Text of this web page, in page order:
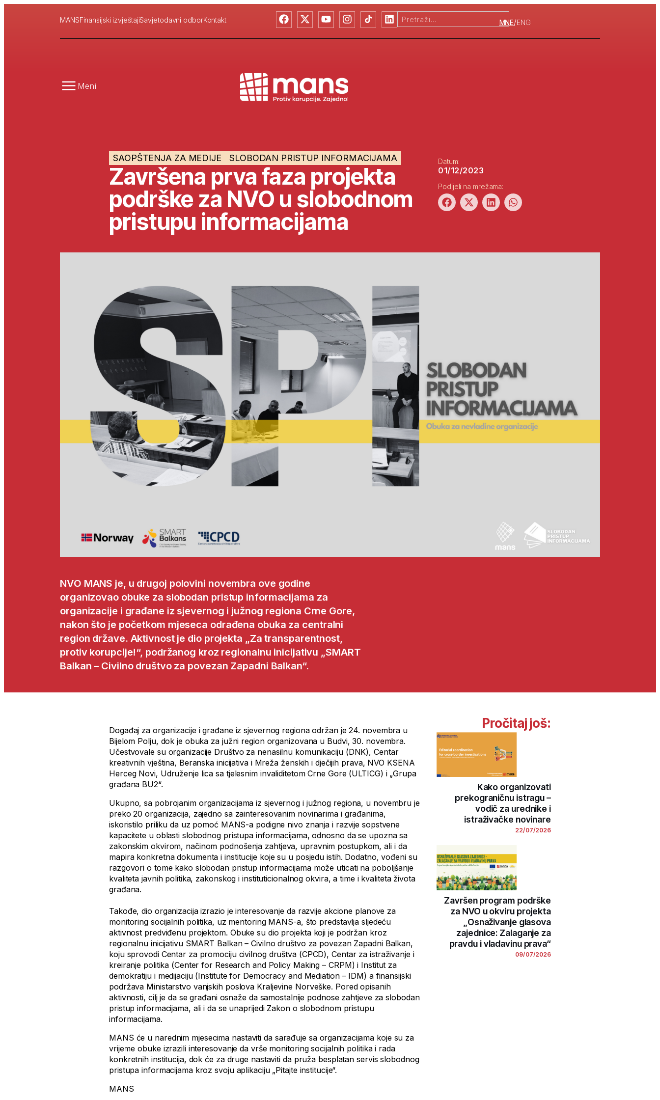
MANSFinansijski izvještajiSavjetodavni odborKontakt MNE/ENG
Meni
SAOPŠTENJA ZA MEDIJE SLOBODAN PRISTUP INFORMACIJAMA
Završena prva faza projekta
podrške za NVO u slobodnom
pristupu informacijama
Datum:
01/12/2023
Podijeli na mrežama:
NVO MANS je, u drugoj polovini novembra ove godine
organizovao obuke za slobodan pristup informacijama za
organizacije i građane iz sjevernog i južnog regiona Crne Gore,
nakon što je početkom mjeseca odrađena obuka za centralni
region države. Aktivnost je dio projekta „Za transparentnost,
protiv korupcije!“, podržanog kroz regionalnu inicijativu „SMART
Balkan – Civilno društvo za povezan Zapadni Balkan“.
Događaj za organizacije i građane iz sjevernog regiona održan je 24. novembra u
Bijelom Polju, dok je obuka za južni region organizovana u Budvi, 30. novembra.
Učestvovale su organizacije Društvo za nenasilnu komunikaciju (DNK), Centar
kreativnih vještina, Beranska inicijativa i Mreža ženskih i dječijih prava, NVO KSENA
Herceg Novi, Udruženje lica sa tjelesnim invaliditetom Crne Gore (ULTICG) i „Grupa
građana BU2“.
Ukupno, sa pobrojanim organizacijama iz sjevernog i južnog regiona, u novembru je
preko 20 organizacija, zajedno sa zainteresovanim novinarima i građanima,
iskoristilo priliku da uz pomoć MANS-a podigne nivo znanja i razvije sopstvene
kapacitete u oblasti slobodnog pristupa informacijama, odnosno da se upozna sa
zakonskim okvirom, načinom podnošenja zahtjeva, upravnim postupkom, ali i da
mapira konkretna dokumenta i institucije koje su u posjedu istih. Dodatno, vođeni su
razgovori o tome kako slobodan pristup informacijama može uticati na poboljšanje
kvaliteta javnih politika, zakonskog i instituticionalnog okvira, a time i kvaliteta života
građana.
Takođe, dio organizacija izrazio je interesovanje da razvije akcione planove za
monitoring socijalnih politika, uz mentoring MANS-a, što predstavlja sljedeću
aktivnost predviđenu projektom. Obuke su dio projekta koji je podržan kroz
regionalnu inicijativu SMART Balkan – Civilno društvo za povezan Zapadni Balkan,
koju sprovodi Centar za promociju civilnog društva (CPCD), Centar za istraživanje i
kreiranje politika (Center for Research and Policy Making – CRPM) i Institut za
demokratiju i medijaciju (Institute for Democracy and Mediation – IDM) a finansijski
podržava Ministarstvo vanjskih poslova Kraljevine Norveške. Pored opisanih
aktivnosti, cilj je da se građani osnaže da samostalnije podnose zahtjeve za slobodan
pristup informacijama, ali i da se unaprijedi Zakon o slobodnom pristupu
informacijama.
MANS će u narednim mjesecima nastaviti da sarađuje sa organizacijama koje su za
vrijeme obuke izrazili interesovanje da vrše monitoring socijalnih politika i rada
konkretnih institucija, dok će za druge nastaviti da pruža besplatan servis slobodnog
pristupa informacijama kroz svoju aplikaciju „Pitajte institucije“.
MANS
Pročitaj još:
Kako organizovati
prekograničnu istragu –
vodič za urednike i
istraživačke novinare
22/07/2026
Završen program podrške
za NVO u okviru projekta
„Osnaživanje glasova
zajednice: Zalaganje za
pravdu i vladavinu prava“
09/07/2026